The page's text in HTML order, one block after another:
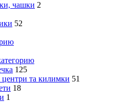
чашки 2
52
125
центри та килимки 51
18
1